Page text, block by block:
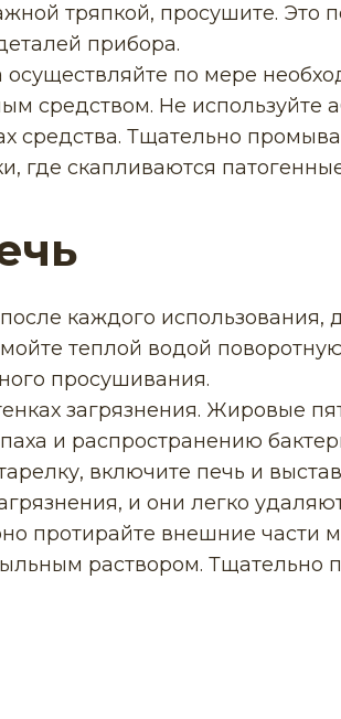
тряпкой, просушите. Это
прибора.
по мере
средством. Не используйте
Тщательно
где скапливаются
каждого использования,
теплой водой
просушивания.
загрязнения. Жировые
и распространению
включите печь и
и они легко
протирайте внешние части
раствором. Тщательно